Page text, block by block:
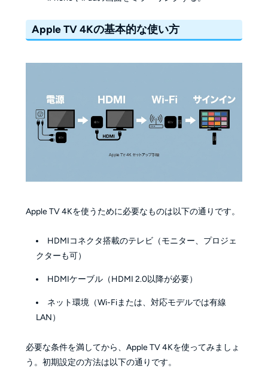
Apple TV 4Kの基本的な使い方
Apple TV 4Kを使うために必要なものは以下の通りです。
HDMIコネクタ搭載のテレビ（モニター、プロジェ
クターも可）
HDMIケーブル（HDMI 2.0以降が必要）
ネット環境（Wi-Fiまたは、対応モデルでは有線
LAN）
必要な条件を満してから、Apple TV 4Kを使ってみましょ
う。初期設定の方法は以下の通りです。